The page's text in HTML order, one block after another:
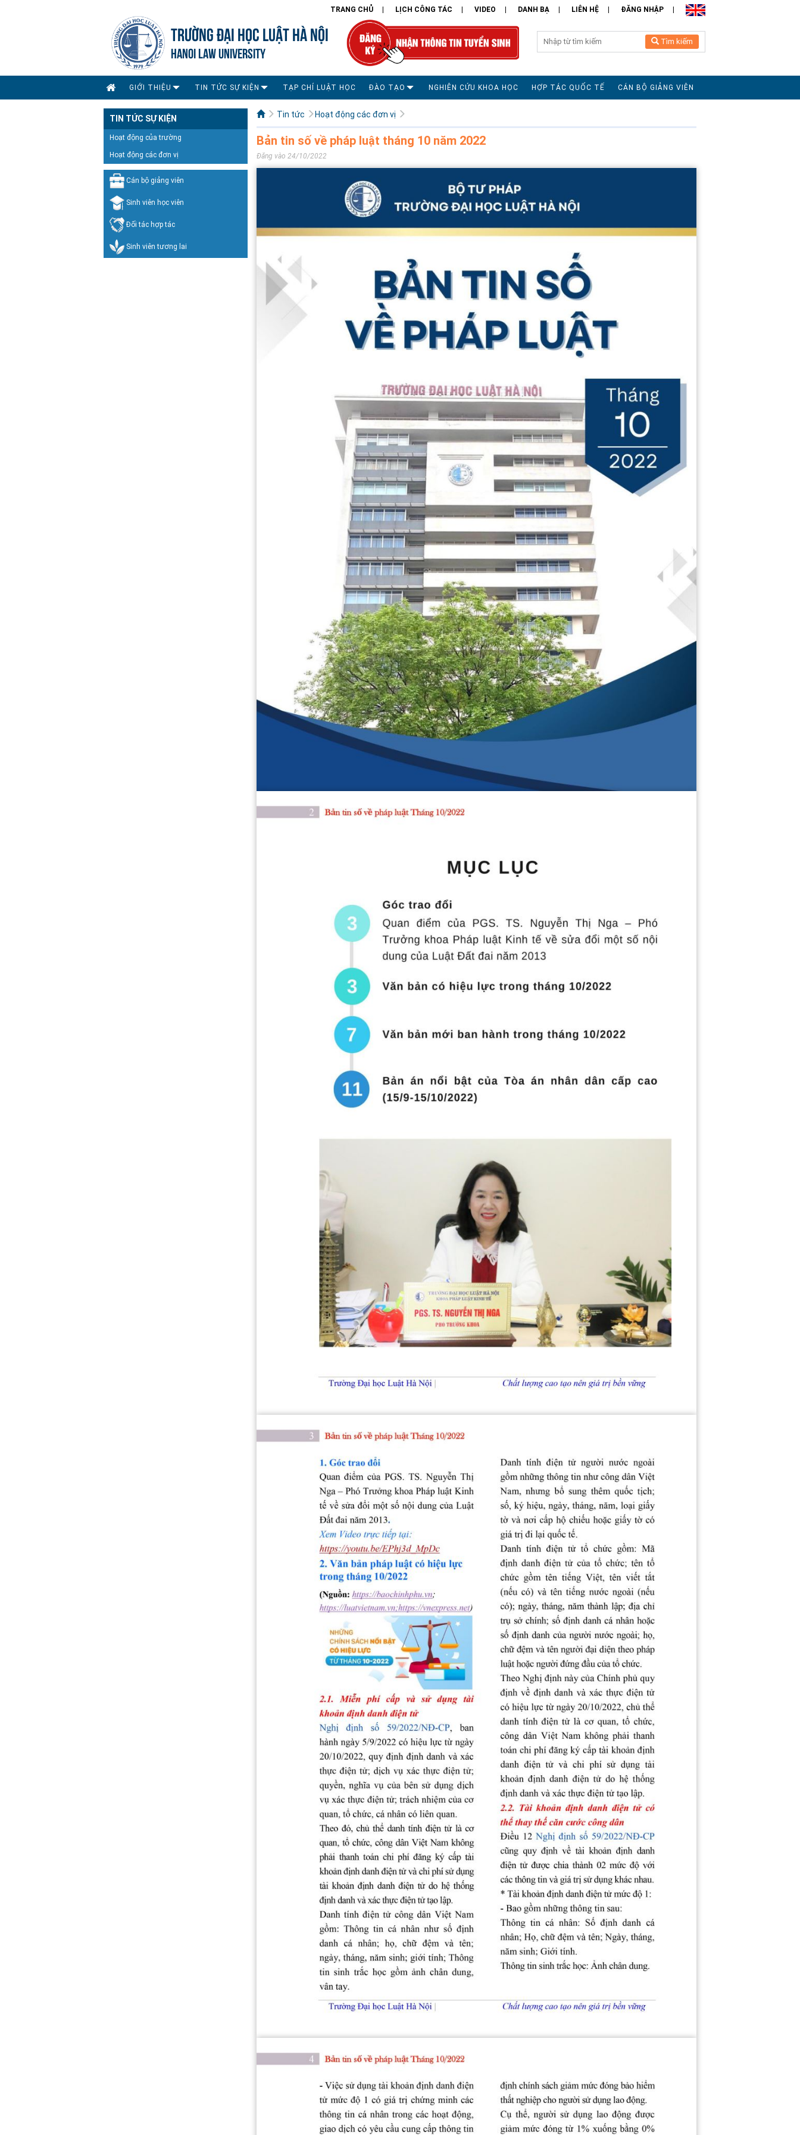
TRANG CHỦ LỊCH CÔNG TÁC VIDEO DANH BẠ LIÊN HỆ ĐĂNG NHẬP
TRƯỜNG ĐẠI HỌC LUẬT HÀ NỘI
HANOI LAW UNIVERSITY
Tìm kiếm
GIỚI THIỆU TIN TỨC SỰ KIỆN TẠP CHÍ LUẬT HỌC ĐÀO TẠO NGHIÊN CỨU KHOA HỌC HỢP TÁC QUỐC TẾ CÁN BỘ GIẢNG VIÊN
TIN TỨC SỰ KIỆN
Hoạt động của trường
Hoạt động các đơn vị
Cán bộ giảng viên
Sinh viên học viên
Đối tác hợp tác
Sinh viên tương lai
Tin tức Hoạt động các đơn vị
Bản tin số về pháp luật tháng 10 năm 2022
Đăng vào 24/10/2022